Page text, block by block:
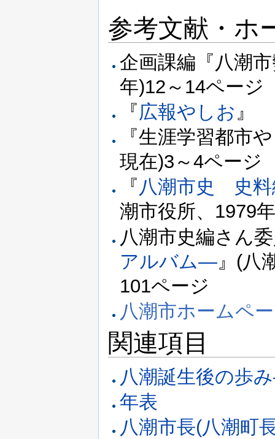
参考文献・ホ
企画課編『八潮
年)12～14ページ
『広報やしお 』
『生涯学習都市
現在)3～4ページ
『 八潮市史 史
潮市役所、1979
八潮市史編さん
アルバム― 』(八
101ページ
八潮市ホームペ
関連項目
八潮誕生後の歩
年表
八潮市長(八潮町